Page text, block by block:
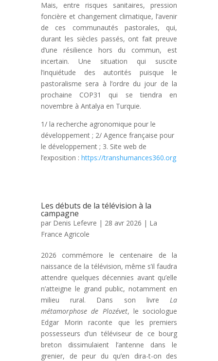
Mais, entre risques sanitaires, pression
foncière et changement climatique, l’avenir
de ces communautés pastorales, qui,
durant les siècles passés, ont fait preuve
d’une résilience hors du commun, est
incertain. Une situation qui suscite
l’inquiétude des autorités puisque le
pastoralisme sera à l’ordre du jour de la
prochaine COP31 qui se tiendra en
novembre à Antalya en Turquie.
1/ la recherche agronomique pour le
développement ; 2/ Agence française pour
le développement ; 3. Site web de
l’exposition : https://transhumances360.org
Les débuts de la télévision à la
campagne
par Denis Lefevre | 28 avr 2026 | La
France Agricole
2026 commémore le centenaire de la
naissance de la télévision, même s’il faudra
attendre quelques décennies avant qu’elle
n’atteigne le grand public, notamment en
milieu rural. Dans son livre La
métamorphose de Plozévet, le sociologue
Edgar Morin raconte que les premiers
possesseurs d’un téléviseur de ce bourg
breton dissimulaient l’antenne dans le
grenier, de peur du qu’en dira-t-on des